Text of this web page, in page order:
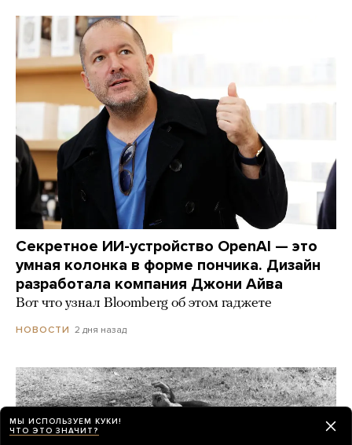
Секретное ИИ-устройство OpenAI — это
умная колонка в форме пончика. Дизайн
разработала компания Джони Айва
Вот что узнал Bloomberg об этом гаджете
НОВОСТИ 2 дня назад
МЫ ИСПОЛЬЗУЕМ КУКИ!
ЧТО ЭТО ЗНАЧИТ?